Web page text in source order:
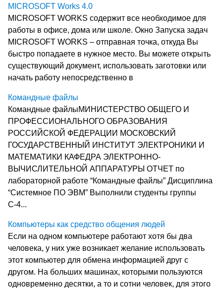
MICROSOFT Works 4.0
MICROSOFT WORKS содержит все необходимое для
работы в офисе, дома или школе. Окно Запуска задач
MICROSOFT WORKS – отправная точка, откуда Вы
быстро попадаете в нужное место. Вы можете открыть
существующий документ, использовать заготовки или
начать работу непосредственно в
Командные файлы
Командные файлыМИНИСТЕРСТВО ОБЩЕГО И
ПРОФЕССИОНАЛЬНОГО ОБРАЗОВАНИЯ
РОССИЙСКОЙ ФЕДЕРАЦИИ МОСКОВСКИЙ
ГОСУДАРСТВЕННЫЙ ИНСТИТУТ ЭЛЕКТРОНИКИ И
МАТЕМАТИКИ КАФЕДРА ЭЛЕКТРОННО-
ВЫЧИСЛИТЕЛЬНОЙ АППАРАТУРЫ ОТЧЕТ по
лабораторной работе “Командные файлы” Дисциплина
“Системное ПО ЭВМ” Выполнили студенты группы
С-4...
Компьютеры как средство общения людей
Если на одном компьютере работают хотя бы два
человека, у них уже возникает желание использовать
этот компьютер для обмена информацией друг с
другом. На больших машинах, которыми пользуются
одновременно десятки, а то и сотни человек, для этого